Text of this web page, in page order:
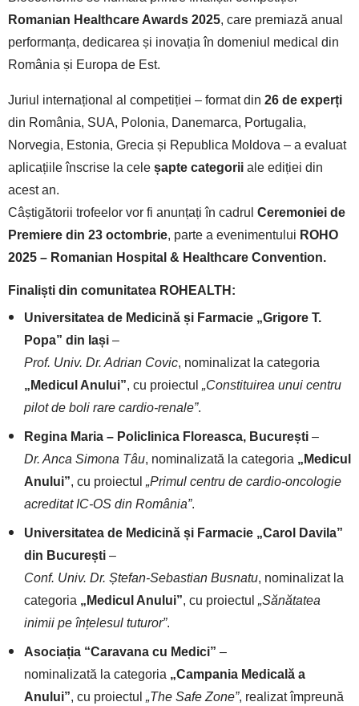
Romanian Healthcare Awards 2025, care premiază anual
performanța, dedicarea și inovația în domeniul medical din
România și Europa de Est.
Juriul internațional al competiției – format din 26 de experți
din România, SUA, Polonia, Danemarca, Portugalia,
Norvegia, Estonia, Grecia și Republica Moldova – a evaluat
aplicațiile înscrise la cele șapte categorii ale ediției din
acest an.
Câștigătorii trofeelor vor fi anunțați în cadrul Ceremoniei de
Premiere din 23 octombrie, parte a evenimentului ROHO
2025 – Romanian Hospital & Healthcare Convention.
Finaliști din comunitatea ROHEALTH:
Universitatea de Medicină și Farmacie „Grigore T.
Popa” din Iași –
Prof. Univ. Dr. Adrian Covic, nominalizat la categoria
„Medicul Anului”, cu proiectul „Constituirea unui centru
pilot de boli rare cardio-renale”.
Regina Maria – Policlinica Floreasca, București –
Dr. Anca Simona Tâu, nominalizată la categoria „Medicul
Anului”, cu proiectul „Primul centru de cardio-oncologie
acreditat IC-OS din România”.
Universitatea de Medicină și Farmacie „Carol Davila”
din București –
Conf. Univ. Dr. Ștefan-Sebastian Busnatu, nominalizat la
categoria „Medicul Anului”, cu proiectul „Sănătatea
inimii pe înțelesul tuturor”.
Asociația “Caravana cu Medici” –
nominalizată la categoria „Campania Medicală a
Anului”, cu proiectul „The Safe Zone”, realizat împreună